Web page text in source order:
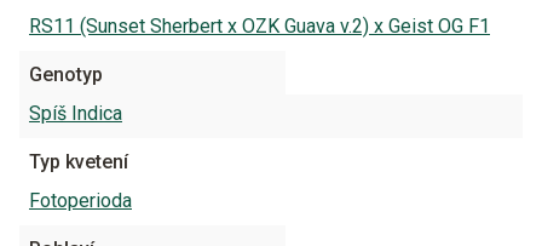
RS11 (Sunset Sherbert x OZK Guava v.2) x Geist OG F1
Genotyp
Spíš Indica
Typ kvetení
Fotoperioda